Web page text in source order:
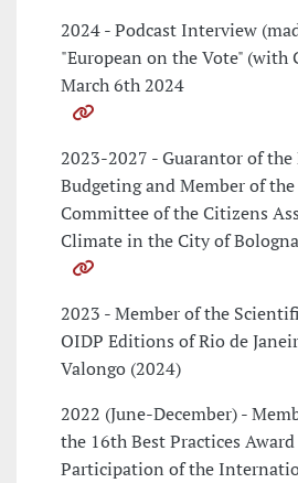
2024 - Podcast Interview
"European on the Vote" (with
March 6th 2024
2023-2027 - Guarantor of
Budgeting and Member of
Committee of the Citizens
Climate in the City of Bologna
2023 - Member of the
OIDP Editions of Rio de
Valongo (2024)
2022 (June-December) -
the 16th Best Practices
Participation of the